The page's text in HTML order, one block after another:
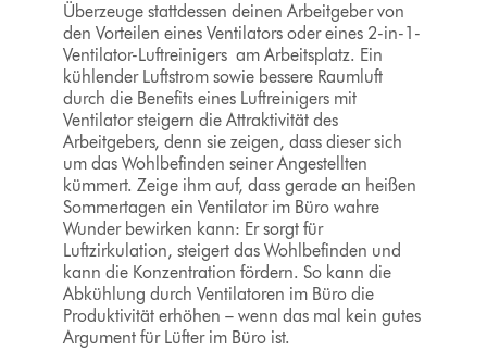
Überzeuge stattdessen deinen Arbeitgeber von
den Vorteilen eines Ventilators oder eines 2-in-1-
Ventilator-Luftreinigers am Arbeitsplatz. Ein
kühlender Luftstrom sowie bessere Raumluft
durch die Benefits eines Luftreinigers mit
Ventilator steigern die Attraktivität des
Arbeitgebers, denn sie zeigen, dass dieser sich
um das Wohlbefinden seiner Angestellten
kümmert. Zeige ihm auf, dass gerade an heißen
Sommertagen ein Ventilator im Büro wahre
Wunder bewirken kann: Er sorgt für
Luftzirkulation, steigert das Wohlbefinden und
kann die Konzentration fördern. So kann die
Abkühlung durch Ventilatoren im Büro die
Produktivität erhöhen – wenn das mal kein gutes
Argument für Lüfter im Büro ist.